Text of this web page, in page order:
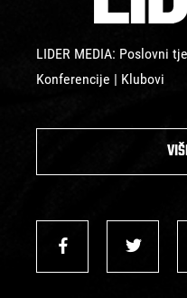
LIDER MEDIA: Poslovni
Konferencije | Klubovi